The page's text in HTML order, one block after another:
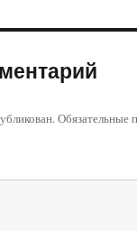
Обязательные